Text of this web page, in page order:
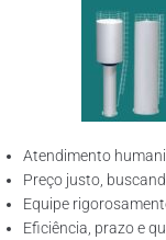
Atendimento
Preço justo,
Equipe
Eficiência, prazo e